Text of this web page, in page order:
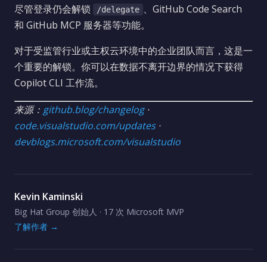
尽管登录仍会解锁
/delegate 、GitHub Code Search
和 GitHub MCP 服务器等功能。
对于受监管行业或主权云环境中的企业团队而言，这是一
个重要的解锁。你可以在数据不离开边界的情况下获得
Copilot CLI 工作流。
来源： github.blog/changelog·
code.visualstudio.com/updates·
devblogs.microsoft.com/visualstudio
Kevin Kaminski
Big Hat Group 创始人 · 17 次 Microsoft MVP
了解作者 →